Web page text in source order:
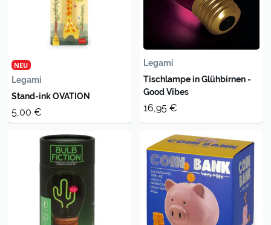
NEU
Legami
Stand-ink OVATION
5,00 €
Legami
Tischlampe in Glühbirnen -
Good Vibes
16,95 €